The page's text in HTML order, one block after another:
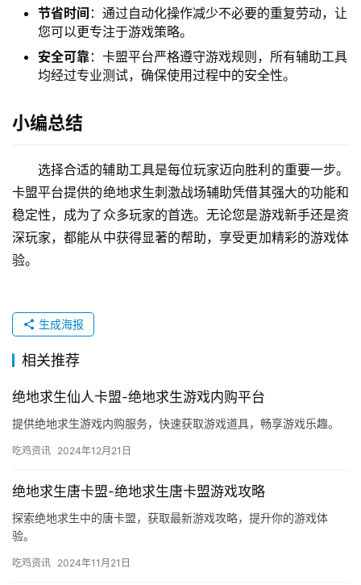
节省时间 ：通过自动化操作减少不必要的重复劳动，让
您可以更专注于游戏策略。
安全可靠 ：卡盟平台严格遵守游戏规则，所有辅助工具
均经过专业测试，确保使用过程中的安全性。
小编总结
选择合适的辅助工具是每位玩家迈向胜利的重要一步。
卡盟平台提供的绝地求生刺激战场辅助凭借其强大的功能和
稳定性，成为了众多玩家的首选。无论您是游戏新手还是资
深玩家，都能从中获得显著的帮助，享受更加精彩的游戏体
验。
生成海报
相关推荐
绝地求生仙人卡盟-绝地求生游戏内购平台
提供绝地求生游戏内购服务，快速获取游戏道具，畅享游戏乐趣。
吃鸡资讯 2024年12月21日
绝地求生唐卡盟-绝地求生唐卡盟游戏攻略
探索绝地求生中的唐卡盟，获取最新游戏攻略，提升你的游戏体
验。
吃鸡资讯 2024年11月21日